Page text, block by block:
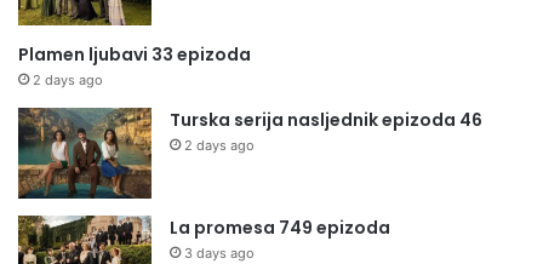
Plamen ljubavi 33 epizoda
2 days ago
Turska serija nasljednik epizoda 46
2 days ago
La promesa 749 epizoda
3 days ago